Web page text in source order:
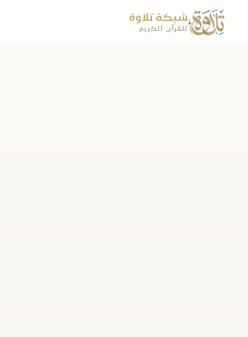
شبكة تلاوة
للقرآن الكريم